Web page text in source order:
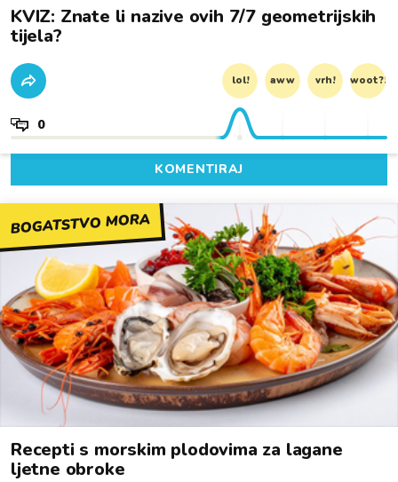
KVIZ: Znate li nazive ovih 7/7 geometrijskih
tijela?
lol! aww vrh! woot?!
0
KOMENTIRAJ
BOGATSTVO MORA
Recepti s morskim plodovima za lagane
ljetne obroke